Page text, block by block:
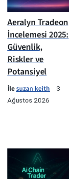
Aeralyn Tradeon
İncelemesi 2025:
Güvenlik,
Riskler ve
Potansiyel
İlesuzan keith
3
Ağustos 2026